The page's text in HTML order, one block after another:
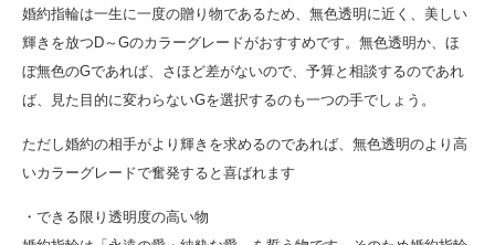
婚約指輪は一生に一度の贈り物であるため、無色透明に近く、美しい
輝きを放つD～Gのカラーグレードがおすすめです。無色透明か、ほ
ぼ無色のGであれば、さほど差がないので、予算と相談するのであれ
ば、見た目的に変わらないGを選択するのも一つの手でしょう。
ただし婚約の相手がより輝きを求めるのであれば、無色透明のより高
いカラーグレードで奮発すると喜ばれます
・できる限り透明度の高い物